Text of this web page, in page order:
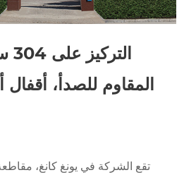
المقاوم للصدأ،
تقع الشركة في يونغ كانغ،